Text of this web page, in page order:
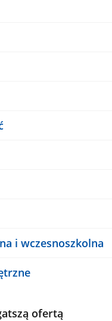
i wczesnoszkolna
ofertą